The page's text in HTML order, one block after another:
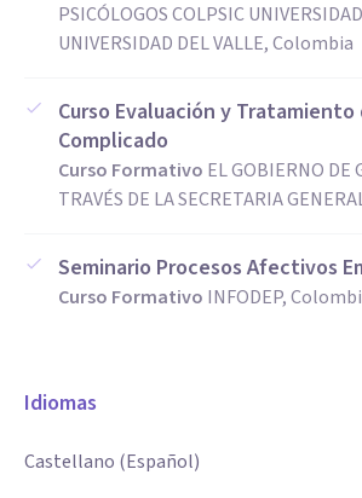
PSICÓLOGOS COLPSIC
UNIVERSIDAD DEL VALLE, Colombia
Curso Evaluación y Tratamiento
Complicado
Curso Formativo EL GOBIERNO DE
TRAVÉS DE LA SECRETARIA
Seminario Procesos Afectivos
Curso Formativo INFODEP,
Idiomas
Castellano (Español)